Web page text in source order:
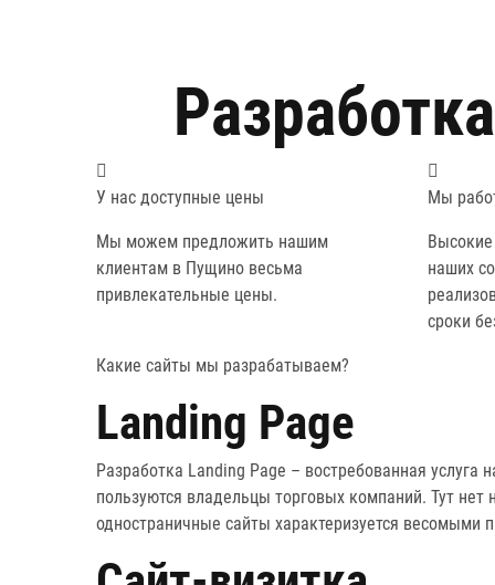
У нас доступные цены
Мы можем предложить нашим
клиентам в Пущино весьма
привлекательные цены.
Мы
наших
сроки
Какие сайты мы разрабатываем?
Landing Page
Разработка Landing Page – востребованная услуга
пользуются владельцы торговых компаний. Тут нет
одностраничные сайты характеризуется весомыми